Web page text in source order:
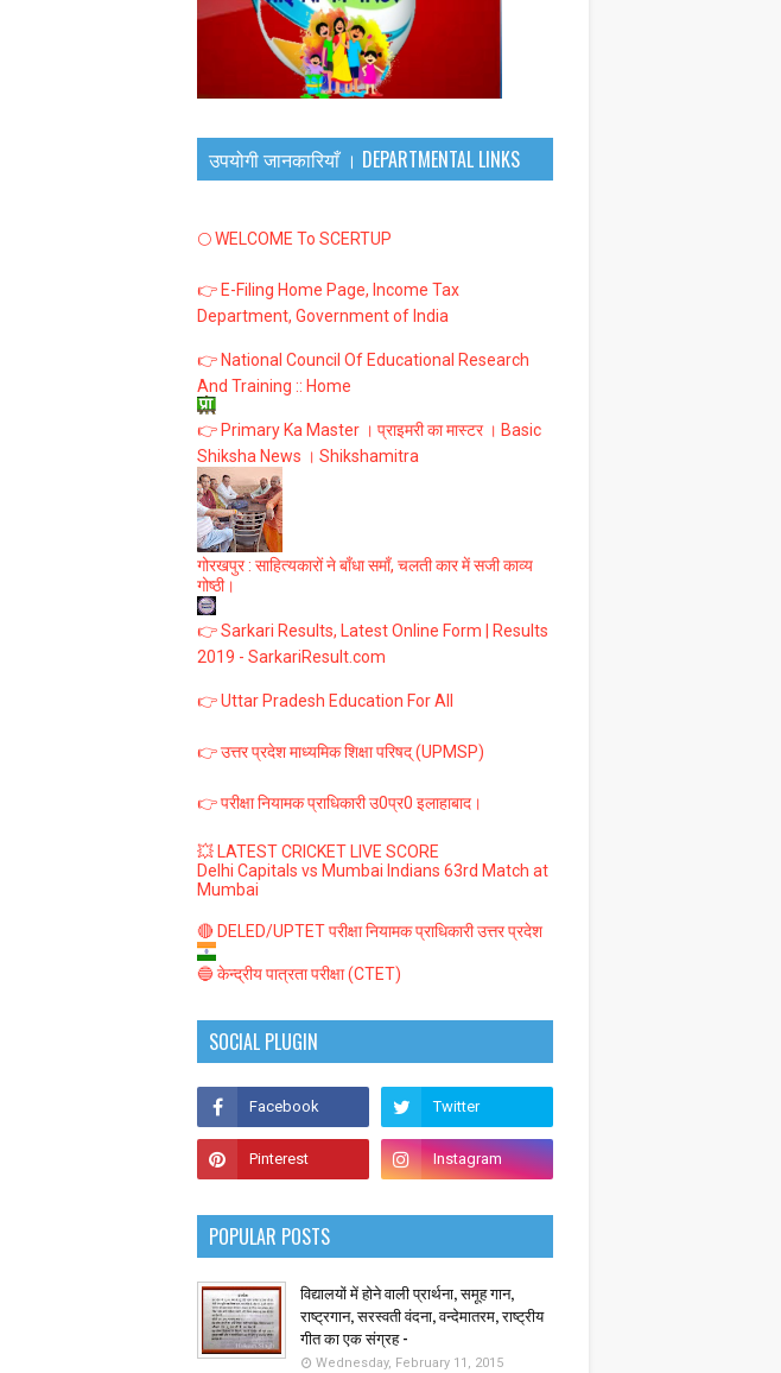
उपयोगी जानकारियाँ । DEPARTMENTAL LINKS
🌕 WELCOME To SCERTUP
👉 E-Filing Home Page, Income Tax
Department, Government of India
👉 National Council Of Educational Research
And Training :: Home
👉 Primary Ka Master । प्राइमरी का मास्टर । Basic
Shiksha News । Shikshamitra
गोरखपुर : साहित्यकारों ने बाँधा समाँ, चलती कार में सजी काव्य
गोष्ठी।
👉 Sarkari Results, Latest Online Form | Results
2019 - SarkariResult.com
👉 Uttar Pradesh Education For All
👉 उत्तर प्रदेश माध्यमिक शिक्षा परिषद् (UPMSP)
👉 परीक्षा नियामक प्राधिकारी उ0प्र0 इलाहाबाद।
💥 LATEST CRICKET LIVE SCORE
Delhi Capitals vs Mumbai Indians 63rd Match at
Mumbai
🔴 DELED/UPTET परीक्षा नियामक प्राधिकारी उत्तर प्रदेश
🔵 केन्द्रीय पात्रता परीक्षा (CTET)
SOCIAL PLUGIN
POPULAR POSTS
विद्यालयों में होने वाली प्रार्थना, समूह गान,
राष्ट्रगान, सरस्वती वंदना, वन्देमातरम, राष्ट्रीय
गीत का एक संग्रह -
Wednesday, February 11, 2015